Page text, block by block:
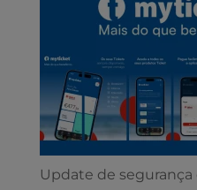
Update de segurança